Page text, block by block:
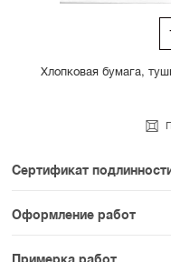
Хлопковая бумага,
Сертификат
К каждому
прикладываем
раздела SAMPLE
Оформление работ
При покупке
Примерка работ